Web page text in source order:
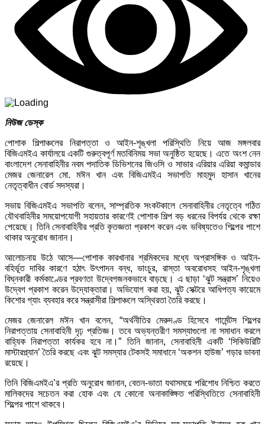
নিউজ ডেস্ক
পোশাক শিল্পাঞ্চলের নিরাপত্তা ও আইন-শৃঙ্খলা পরিস্থিতি নিয়ে আজ মঙ্গলবার
বিজিএমইএ কার্যালয়ে একটি গুরুত্বপূর্ণ মতবিনিময় সভা অনুষ্ঠিত হয়েছে। এতে অংশ নেন
বাংলাদেশ সেনাবাহিনীর নবম পদাতিক ডিভিশনের জিওসি ও সাভার এরিয়ার এরিয়া কমান্ডার
মেজর জেনারেল মো. মঈন খান এবং বিজিএমইএ সভাপতি মাহমুদ হাসান খানের
নেতৃত্বাধীন বোর্ড সদস্যরা।
সভায় বিজিএমইএ সভাপতি বলেন, সাম্প্রতিক সংকটকালে সেনাবাহিনীর নেতৃত্বে গঠিত
যৌথবাহিনীর সময়োপযোগী সহায়তার কারণেই পোশাক শিল্প বড় ধরনের বিপর্যয় থেকে রক্ষা
পেয়েছে। তিনি সেনাবাহিনীর প্রতি কৃতজ্ঞতা প্রকাশ করেন এবং ভবিষ্যতেও শিল্পের পাশে
থাকার অনুরোধ জানান।
আলোচনায় উঠে আসে—পোশাক কারখানার শ্রমিকদের মধ্যে অপ্রাসঙ্গিক ও আইন-
বহির্ভূত দাবির কারণে হঠাৎ উৎপাদন বন্ধ, ভাংচুর, রাস্তা অবরোধসহ আইন-শৃঙ্খলা
বিঘ্নকারী কর্মকাণ্ডের প্রবণতা উদ্বেগজনকভাবে বাড়ছে। এ ছাড়া ‘ঝুট সন্ত্রাস’ নিয়েও
উদ্বেগ প্রকাশ করেন উদ্যোক্তারা। অভিযোগ করা হয়, ঝুট সেক্টরে আধিপত্য কায়েমে
কিশোর গ্যাং ব্যবহার করে সন্ত্রাসীরা শিল্পাঞ্চলে অস্থিরতা তৈরি করছে।
মেজর জেনারেল মঈন খান বলেন, “অর্থনীতির মেরুদণ্ড হিসেবে গার্মেন্টস শিল্পের
নিরাপত্তায় সেনাবাহিনী দৃঢ় প্রতিজ্ঞ। তবে অভ্যন্তরীণ সমস্যাগুলো না সমাধান করলে
বাহ্যিক নিরাপত্তা কার্যকর হবে না।” তিনি জানান, সেনাবাহিনী একটি ‘সিকিউরিটি
মাস্টারপ্ল্যান’ তৈরি করছে এবং ঝুট সমস্যার টেকসই সমাধানে ‘অকশন হাউজ’ গড়ার ভাবনা
রয়েছে।
তিনি বিজিএমইএ’র প্রতি অনুরোধ জানান, বেতন-ভাতা যথাসময়ে পরিশোধ নিশ্চিত করতে
মালিকদের সচেতন করা হোক এবং যে কোনো অনাকাঙ্ক্ষিত পরিস্থিতিতে সেনাবাহিনী
শিল্পের পাশে থাকবে।